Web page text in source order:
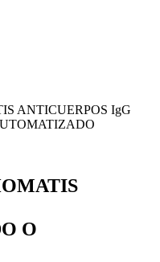
ANTICUERPOS IgG
O